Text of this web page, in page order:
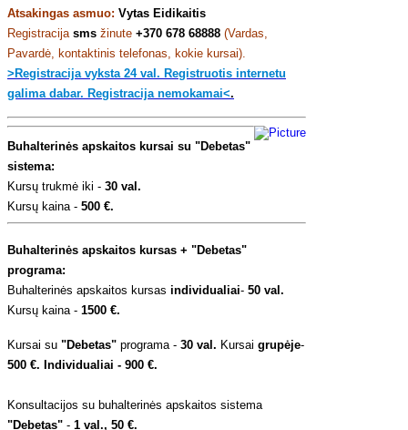
Atsakingas asmuo: Vytas Eidikaitis
Registracija sms žinute +370 678 68888 (Vardas,
Pavardė, kontaktinis telefonas, kokie kursai).
>Registracija vyksta 24 val. Registruotis internetu
galima dabar. Registracija nemokamai<.
Buhalterinės apskaitos kursai su "Debetas"
sistema:
Kursų trukmė iki - 30 val.
Kursų kaina - 500 €.
Buhalterinės apskaitos kursas + "Debetas"
programa:
Buhalterinės apskaitos kursas individualiai- 50 val.
Kursų kaina - 1500 €.
Kursai su "Debetas" programa - 30 val. Kursai grupėje-
500 €. Individualiai - 900 €.
Konsultacijos su buhalterinės apskaitos sistema
"Debetas" - 1 val., 50 €.